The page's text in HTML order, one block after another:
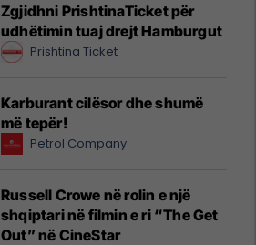
Zgjidhni PrishtinaTicket për
udhëtimin tuaj drejt Hamburgut
Prishtina Ticket
Karburant cilësor dhe shumë
më tepër!
Petrol Company
Russell Crowe në rolin e një
shqiptari në filmin e ri “The Get
Out” në CineStar